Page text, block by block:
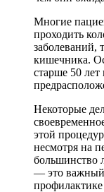
Многие
проходить
заболеваний,
кишечника.
старше 50
Некоторые
этой
несмотря на
большинство
— это важный
профилактике